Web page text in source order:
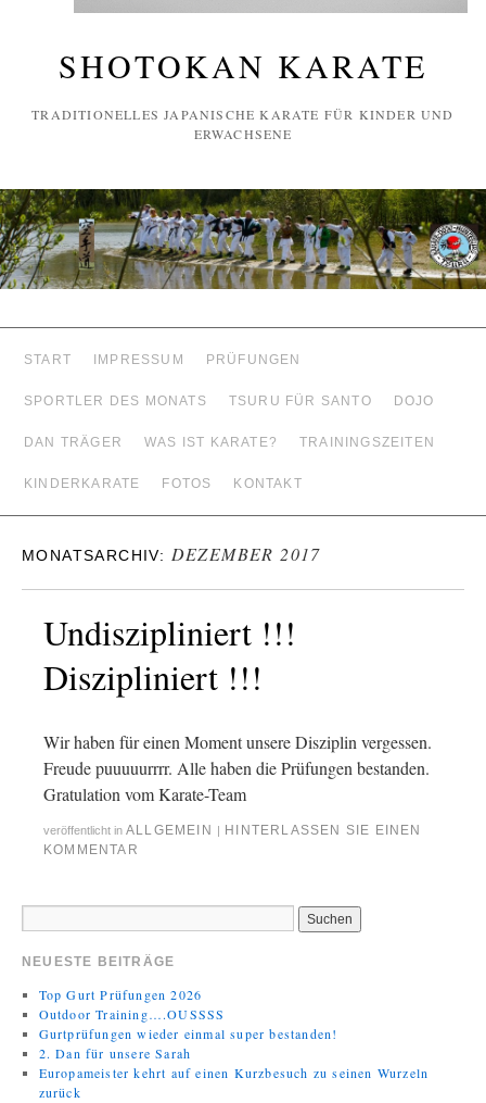
SHOTOKAN KARATE
TRADITIONELLES JAPANISCHE KARATE FÜR KINDER UND
ERWACHSENE
START IMPRESSUM PRÜFUNGEN
SPORTLER DES MONATS TSURU FÜR SANTO DOJO
DAN TRÄGER WAS IST KARATE? TRAININGSZEITEN
KINDERKARATE FOTOS KONTAKT
MONATSARCHIV: DEZEMBER 2017
Undiszipliniert !!!
Diszipliniert !!!
Wir haben für einen Moment unsere Disziplin vergessen.
Freude puuuuurrrr. Alle haben die Prüfungen bestanden.
Gratulation vom Karate-Team
veröffentlicht in ALLGEMEIN
HINTERLASSEN SIE EINEN
KOMMENTAR
NEUESTE BEITRÄGE
Top Gurt Prüfungen 2026
Outdoor Training….OUSSSS
Gurtprüfungen wieder einmal super bestanden!
2. Dan für unsere Sarah
Europameister kehrt auf einen Kurzbesuch zu seinen Wurzeln
zurück